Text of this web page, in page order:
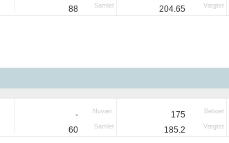
88 Samlet 204.65 Vægtet
- Nuvær.
60 Samlet
175 Beboet
185.2 Vægtet